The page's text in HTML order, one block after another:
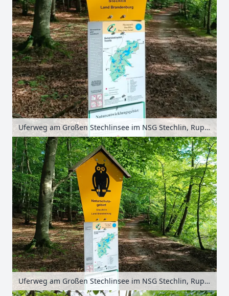
Uferweg am Großen Stechlinsee im NSG Stechlin, Ruppiner Seenland, Brandenburg, Deutschland
Uferweg am Großen Stechlinsee im NSG Stechlin, Ruppiner Seenland, Brandenburg, Deutschland